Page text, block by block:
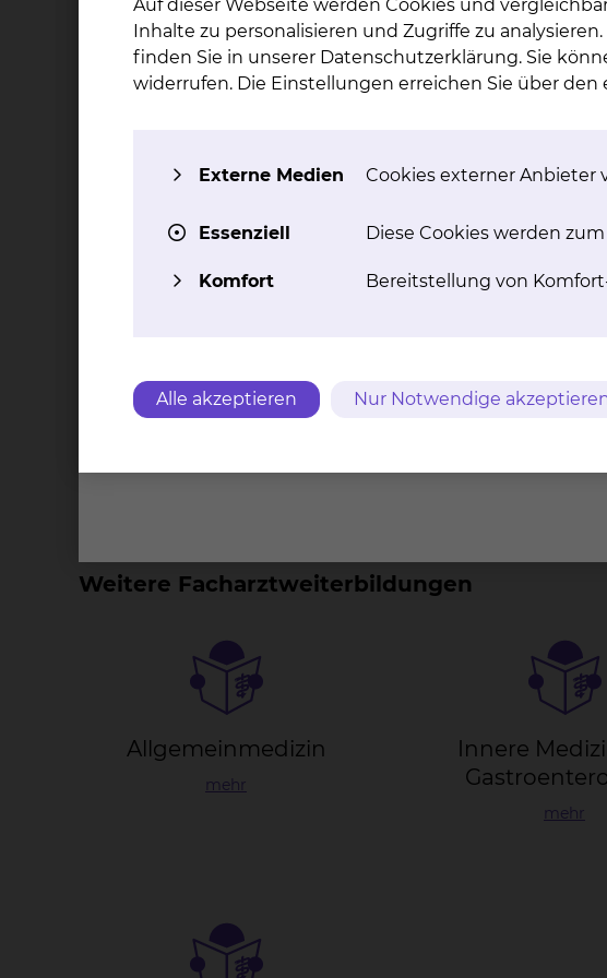
mehr
Hämatologie & Onkologie
+49 531 595 3224
Per E-Mail kontaktieren
Tel.: +49 531 595 2381
mehr
Weitere Facharztweiterbildungen
All­ge­mein­me­di­zin
mehr
In­ne­re
mehr
Auf dieser Webseite werden Cookies und
Inhalte zu personalisieren und Zugriffe zu
finden Sie in unserer Datenschutzerklärung. Sie
widerrufen. Die Einstellungen erreichen Sie über
Externe Medien Cookies externer Anbieter
Essenziell Diese Cookies werden
Komfort Bereitstellung von
Alle akzeptieren Nur Notwendige